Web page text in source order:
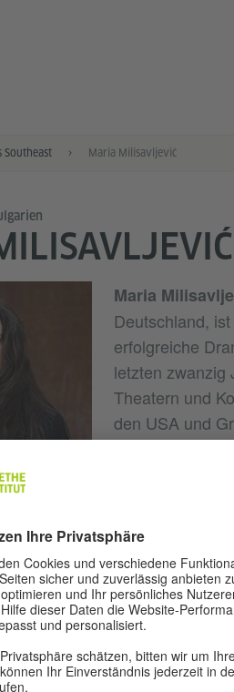
Southeast Maria Milisavljević
Maria
Deutschland,
erfolgreiche
letzten zwanzig
Theatern und
den USA und
Marias erstes
Dramatiker
uraufgeführt.
Autorenpreis beim
für das beste neue Stück
Dramatikerpreis
Berlin. Marias
Mexiko, Brasilien,
Maria hat außerdem